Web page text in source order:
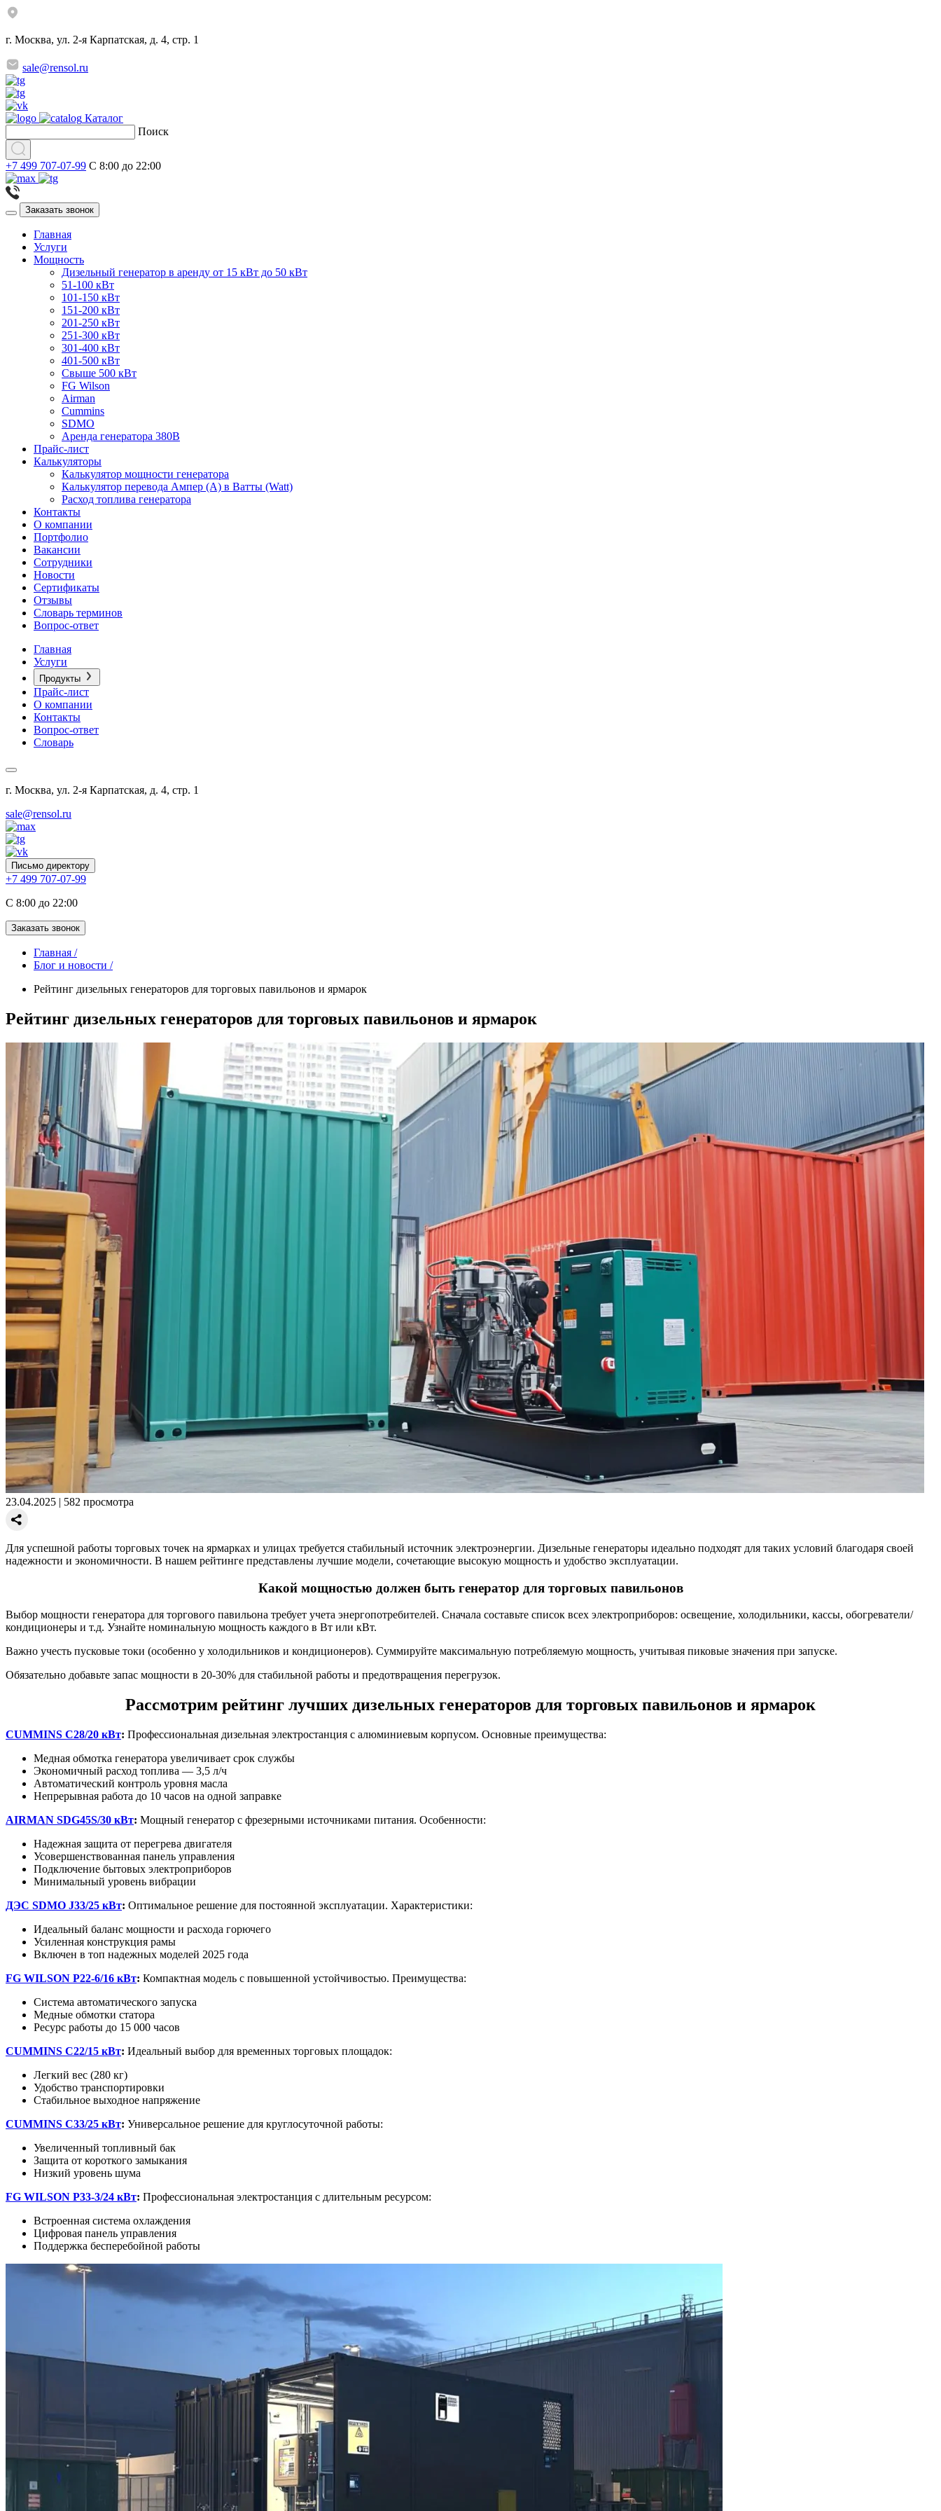
г. Москва, ул. 2-я Карпатская, д. 4, стр. 1
sale@rensol.ru
Каталог
Поиск
+7 499 707-07-99 C 8:00 до 22:00
Заказать звонок
Главная
Услуги
Мощность
Дизельный генератор в аренду от 15 кВт до 50 кВт
51-100 кВт
101-150 кВт
151-200 кВт
201-250 кВт
251-300 кВт
301-400 кВт
401-500 кВт
Свыше 500 кВт
FG Wilson
Airman
Cummins
SDMO
Аренда генератора 380В
Прайс-лист
Калькуляторы
Калькулятор мощности генератора
Калькулятор перевода Ампер (A) в Ватты (Watt)
Расход топлива генератора
Контакты
О компании
Портфолио
Вакансии
Сотрудники
Новости
Сертификаты
Отзывы
Словарь терминов
Вопрос-ответ
Главная
Услуги
Продукты
Прайс-лист
О компании
Контакты
Вопрос-ответ
Словарь
г. Москва, ул. 2-я Карпатская, д. 4, стр. 1
sale@rensol.ru
Письмо директору
+7 499 707-07-99
C 8:00 до 22:00
Заказать звонок
Главная /
Блог и новости /
Рейтинг дизельных генераторов для торговых павильонов и ярмарок
Рейтинг дизельных генераторов для торговых павильонов и ярмарок
23.04.2025 | 582 просмотра
Для успешной работы торговых точек на ярмарках и улицах требуется стабильный источник электроэнергии. Дизельные генераторы идеально подходят для таких условий благодаря своей
надежности и экономичности. В нашем рейтинге представлены лучшие модели, сочетающие высокую мощность и удобство эксплуатации.
Какой мощностью должен быть генератор для торговых павильонов
Выбор мощности генератора для торгового павильона требует учета энергопотребителей. Сначала составьте список всех электроприборов: освещение, холодильники, кассы, обогреватели/
кондиционеры и т.д. Узнайте номинальную мощность каждого в Вт или кВт.
Важно учесть пусковые токи (особенно у холодильников и кондиционеров). Суммируйте максимальную потребляемую мощность, учитывая пиковые значения при запуске.
Обязательно добавьте запас мощности в 20-30% для стабильной работы и предотвращения перегрузок.
Рассмотрим рейтинг лучших дизельных генераторов для торговых павильонов и ярмарок
CUMMINS C28/20 кВт: Профессиональная дизельная электростанция с алюминиевым корпусом. Основные преимущества:
Медная обмотка генератора увеличивает срок службы
Экономичный расход топлива — 3,5 л/ч
Автоматический контроль уровня масла
Непрерывная работа до 10 часов на одной заправке
AIRMAN SDG45S/30 кВт: Мощный генератор с фрезерными источниками питания. Особенности:
Надежная защита от перегрева двигателя
Усовершенствованная панель управления
Подключение бытовых электроприборов
Минимальный уровень вибрации
ДЭС SDMO J33/25 кВт: Оптимальное решение для постоянной эксплуатации. Характеристики:
Идеальный баланс мощности и расхода горючего
Усиленная конструкция рамы
Включен в топ надежных моделей 2025 года
FG WILSON P22-6/16 кВт: Компактная модель с повышенной устойчивостью. Преимущества:
Система автоматического запуска
Медные обмотки статора
Ресурс работы до 15 000 часов
CUMMINS C22/15 кВт: Идеальный выбор для временных торговых площадок:
Легкий вес (280 кг)
Удобство транспортировки
Стабильное выходное напряжение
CUMMINS С33/25 кВт: Универсальное решение для круглосуточной работы:
Увеличенный топливный бак
Защита от короткого замыкания
Низкий уровень шума
FG WILSON P33-3/24 кВт: Профессиональная электростанция с длительным ресурсом:
Встроенная система охлаждения
Цифровая панель управления
Поддержка бесперебойной работы